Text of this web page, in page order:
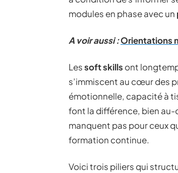
modules en phase avec un
A voir aussi :Orientations
Lessoft skills ont
s’immiscent au cœur des
émotionnelle, capacité à
font la différence, bien au-
manquent pas pour ceux
formation continue.
Voici trois piliers qui